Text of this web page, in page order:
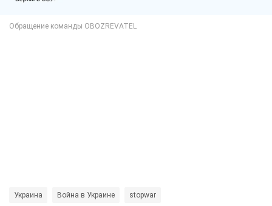
Украина Война в Украине stopwar